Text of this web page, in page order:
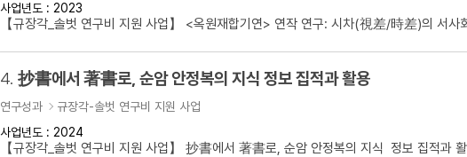
사업년도 : 2023
【규장각_솔벗 연구비 지원 사업】 <옥원재합기연> 연작 연구: 시차(視差/時差)의 서사
4. 抄書에서 著書로, 순암 안정복의 지식 정보 집적과 활용
연구성과
규장각-솔벗 연구비 지원 사업
사업년도 : 2024
【규장각_솔벗 연구비 지원 사업】 抄書에서 著書로, 순암 안정복의 지식 정보 집적과